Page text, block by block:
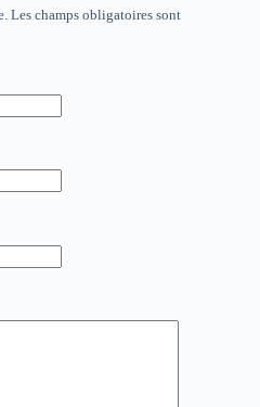
Les champs obligatoires sont